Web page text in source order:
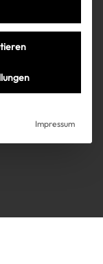
AGB
Impressum